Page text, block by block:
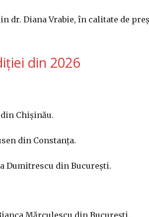
dr. Diana Vrabie, în calitate de
din 2026
Chișinău.
din Constanța.
Dumitrescu din București.
Mărculescu din București.